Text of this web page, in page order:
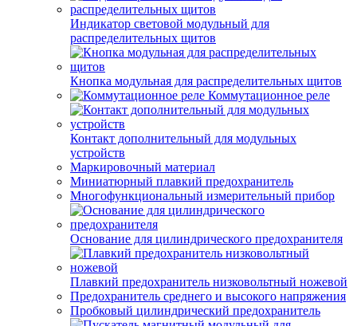
Индикатор световой модульный для
распределительных щитов
Кнопка модульная для распределительных щитов
Коммутационное реле
Контакт дополнительный для модульных
устройств
Маркировочный материал
Миниатюрный плавкий предохранитель
Многофункциональный измерительный прибор
Основание для цилиндрического предохранителя
Плавкий предохранитель низковольтный ножевой
Предохранитель среднего и высокого напряжения
Пробковый цилиндрический предохранитель